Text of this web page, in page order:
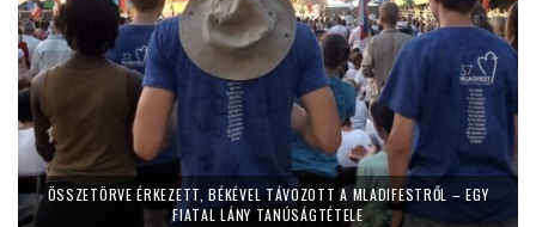
ÖSSZETÖRVE ÉRKEZETT, BÉKÉVEL TÁVOZOTT A MLADIFESTRŐL – EGY
FIATAL LÁNY TANÚSÁGTÉTELE